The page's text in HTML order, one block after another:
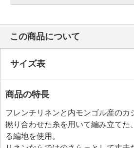
この商品について
サイズ表
商品の特長
フレンチリネンと内モンゴル産のカ
撚り合わせた糸を用いて編み立てた
る編地を使用。